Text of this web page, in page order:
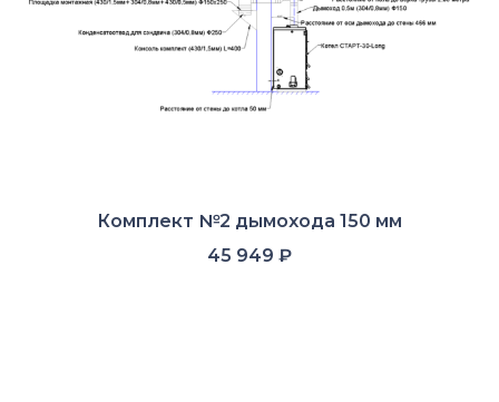
Комплект №2 дымохода 150 мм
45 949 ₽